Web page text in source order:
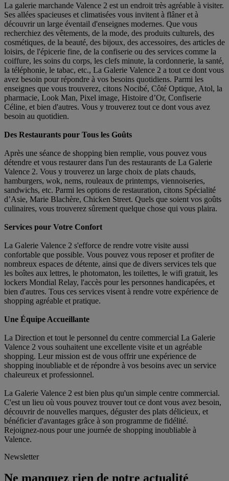
La galerie marchande Valence 2 est un endroit très agréable à visiter.
Ses allées spacieuses et climatisées vous invitent à flâner et à
découvrir un large éventail d'enseignes modernes. Que vous
recherchiez des vêtements, de la mode, des produits culturels, des
cosmétiques, de la beauté, des bijoux, des accessoires, des articles de
loisirs, de l'épicerie fine, de la confiserie ou des services comme la
coiffure, les soins du corps, les clefs minute, la cordonnerie, la santé,
la téléphonie, le tabac, etc., La Galerie Valence 2 a tout ce dont vous
avez besoin pour répondre à vos besoins quotidiens. Parmi les
enseignes que vous trouverez, citons Nocibé, Côté Optique, Atol, la
pharmacie, Look Man, Pixel image, Histoire d’Or, Confiserie
Céline, et bien d'autres. Vous y trouverez tout ce dont vous avez
besoin au quotidien.
Des Restaurants pour Tous les Goûts
Après une séance de shopping bien remplie, vous pouvez vous
détendre et vous restaurer dans l'un des restaurants de La Galerie
Valence 2. Vous y trouverez un large choix de plats chauds,
hamburgers, wok, nems, rouleaux de printemps, viennoiseries,
sandwichs, etc. Parmi les options de restauration, citons Spécialité
d’Asie, Marie Blachère, Chicken Street. Quels que soient vos goûts
culinaires, vous trouverez sûrement quelque chose qui vous plaira.
Services pour Votre Confort
La Galerie Valence 2 s'efforce de rendre votre visite aussi
confortable que possible. Vous pouvez vous reposer et profiter de
nombreux espaces de détente, ainsi que de divers services tels que
les boîtes aux lettres, le photomaton, les toilettes, le wifi gratuit, les
lockers Mondial Relay, l'accès pour les personnes handicapées, et
bien d'autres. Tous ces services visent à rendre votre expérience de
shopping agréable et pratique.
Une Équipe Accueillante
La Direction et tout le personnel du centre commercial La Galerie
Valence 2 vous souhaitent une excellente visite et un agréable
shopping. Leur mission est de vous offrir une expérience de
shopping inoubliable et de répondre à vos besoins avec un service
chaleureux et professionnel.
La Galerie Valence 2 est bien plus qu'un simple centre commercial.
C'est un lieu où vous pouvez trouver tout ce dont vous avez besoin,
découvrir de nouvelles marques, déguster des plats délicieux, et
bénéficier d'avantages grâce à son programme de fidélité.
Rejoignez-nous pour une journée de shopping inoubliable à
Valence.
Newsletter
Ne manquez rien de notre actualité